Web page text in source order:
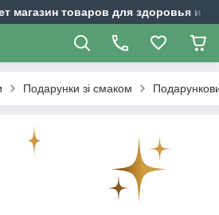
магазин товаров для здоровья и
Подарунки зі смаком